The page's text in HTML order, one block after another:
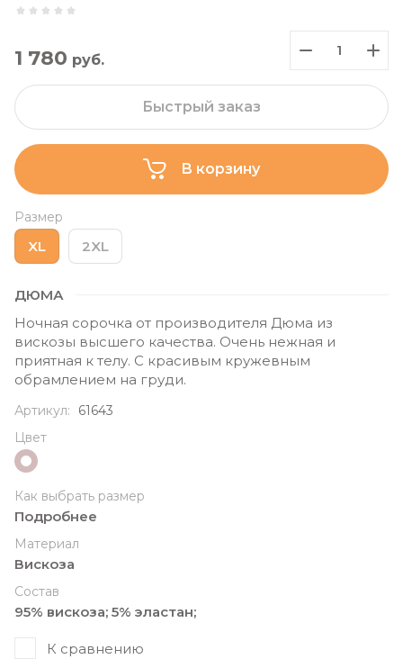
1 780 руб.
В корзину
Быстрый заказ
Размер
XL 2XL
ДЮМА
Ночная сорочка от производителя Дюма из
вискозы высшего качества. Очень нежная и
приятная к телу. С красивым кружевным
обрамлением на груди.
Артикул:
61643
Цвет
Как выбрать размер
Подробнее
Материал
Вискоза
Состав
95% вискоза; 5% эластан;
К сравнению